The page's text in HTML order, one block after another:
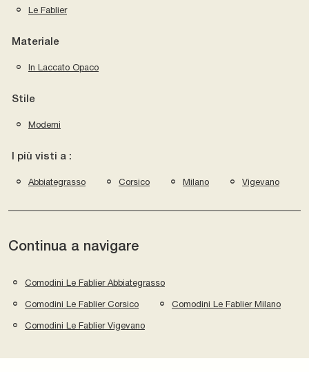
Le Fablier
Materiale
In Laccato Opaco
Stile
Moderni
I più visti a :
Abbiategrasso Corsico Milano Vigevano
Continua a navigare
Comodini Le Fablier Abbiategrasso
Comodini Le Fablier Corsico Comodini Le Fablier Milano
Comodini Le Fablier Vigevano